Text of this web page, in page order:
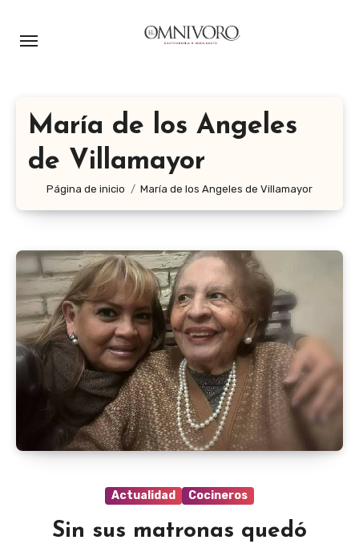
María de los Angeles
de Villamayor
Página de inicio María de los Angeles de Villamayor
Actualidad Cocineros
Sin sus matronas quedó